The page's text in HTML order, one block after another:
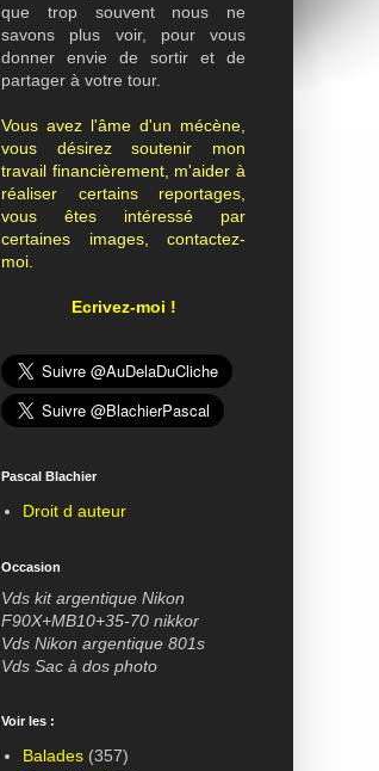
que trop souvent nous ne
savons plus voir, pour vous
donner envie de sortir et de
partager à votre tour.
Vous avez l'âme d'un mécène,
vous désirez soutenir mon
travail financièrement, m'aider à
réaliser certains reportages,
vous êtes intéressé par
certaines images, contactez-
moi.
Ecrivez-moi !
Pascal Blachier
Droit d auteur
Occasion
Vds kit argentique Nikon
F90X+MB10+35-70 nikkor
Vds Nikon argentique 801s
Vds Sac à dos photo
Voir les :
Balades (357)